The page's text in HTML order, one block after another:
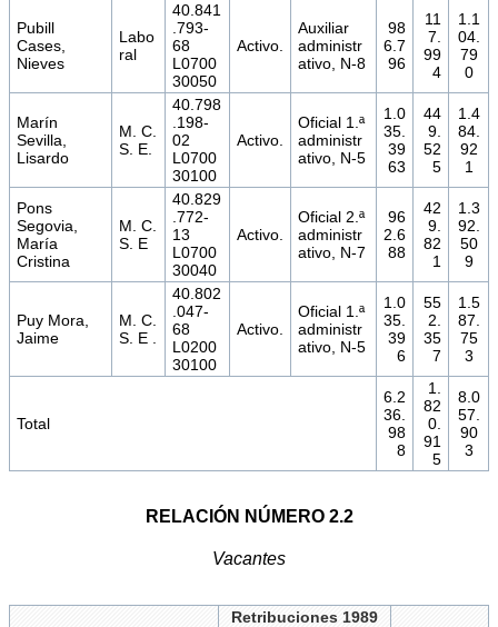
Pubill
Cases,
Nieves
Labo
ral
40.841
.793-
68
L0700
30050
Activo.
Auxiliar
administr
ativo, N-8
98
6.7
96
11
7.
99
4
1.1
04.
79
0
Marín
Sevilla,
Lisardo
M. C.
S. E.
40.798
.198-
02
L0700
30100
Activo.
Oficial 1.ª
administr
ativo, N-5
1.0
35.
39
63
44
9.
52
5
1.4
84.
92
1
Pons
Segovia,
María
Cristina
M. C.
S. E
40.829
.772-
13
L0700
30040
Activo.
Oficial 2.ª
administr
ativo, N-7
96
2.6
88
42
9.
82
1
1.3
92.
50
9
Puy Mora,
Jaime
M. C.
S. E .
40.802
.047-
68
L0200
30100
Activo.
Oficial 1.ª
administr
ativo, N-5
1.0
35.
39
6
55
2.
35
7
1.5
87.
75
3
Total
6.2
36.
98
8
1.
82
0.
91
5
8.0
57.
90
3
RELACIÓN NÚMERO 2.2
Vacantes
Retribuciones 1989